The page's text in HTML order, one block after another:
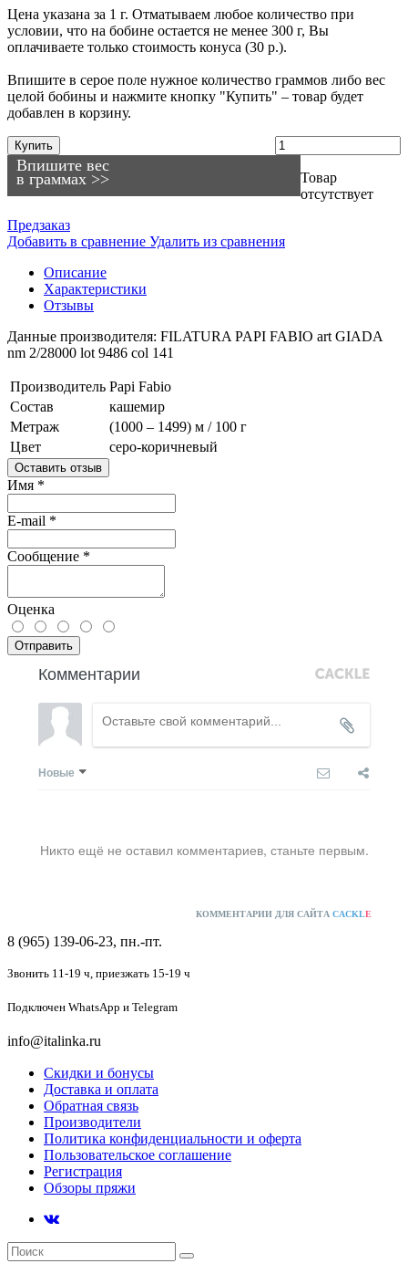
Цена указана за 1 г. Отматываем любое количество при
условии, что на бобине остается не менее 300 г, Вы
оплачиваете только стоимость конуса (30 р.).
Впишите в серое поле нужное количество граммов либо вес
целой бобины и нажмите кнопку "Купить" – товар будет
добавлен в корзину.
Впишите вес
в граммах >>
Купить
Товар
отсутствует
Предзаказ
Добавить в сравнение Удалить из сравнения
Описание
Характеристики
Отзывы
Данные производителя: FILATURA PAPI FABIO art GIADA
nm 2/28000 lot 9486 col 141
Производитель Papi Fabio
Состав
кашемир
Метраж
(1000 – 1499) м / 100 г
Цвет
серо-коричневый
Оставить отзыв
Имя *
E-mail *
Сообщение *
Оценка
Отправить
Комментарии
Новые
Никто ещё не оставил комментариев, станьте первым.
КОММЕНТАРИИ ДЛЯ САЙТА CACKLE
8 (965) 139-06-23, пн.-пт.
Звонить 11-19 ч, приезжать 15-19 ч
Подключен WhatsApp и Telegram
info@italinka.ru
Скидки и бонусы
Доставка и оплата
Обратная связь
Производители
Политика конфиденциальности и оферта
Пользовательское соглашение
Регистрация
Обзоры пряжи